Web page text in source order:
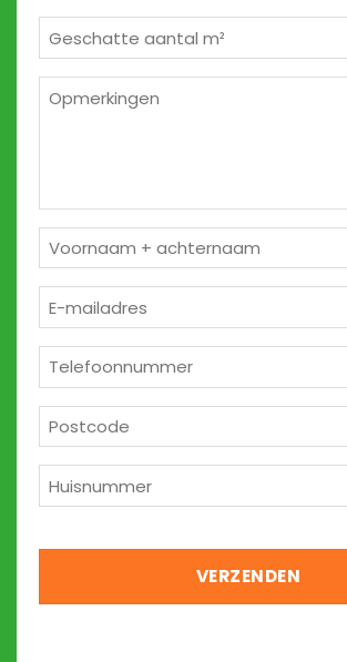
m²
Naam
*
mailadres
*
*
*